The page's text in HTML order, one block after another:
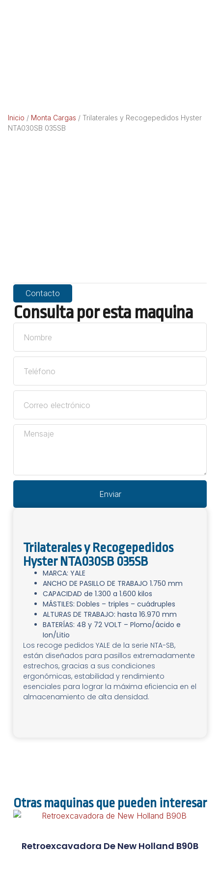
Inicio / Monta Cargas / Trilaterales y Recogepedidos Hyster
NTA030SB 035SB
Contacto
Consulta por esta maquina
Enviar
Trilaterales y Recogepedidos
Hyster NTA030SB 035SB
MARCA: YALE
ANCHO DE PASILLO DE TRABAJO 1.750 mm
CAPACIDAD de 1.300 a 1.600 kilos
MÁSTILES: Dobles – triples – cuádruples
ALTURAS DE TRABAJO: hasta 16.970 mm
BATERÍAS: 48 y 72 VOLT – Plomo/ácido e
Ion/Litio
Los recoge pedidos YALE de la serie NTA-SB,
están diseñados para pasillos extremadamente
estrechos, gracias a sus condiciones
ergonómicas, estabilidad y rendimiento
esenciales para lograr la máxima eficiencia en el
almacenamiento de alta densidad.
Otras maquinas que pueden interesar
Retroexcavadora De New Holland B90B